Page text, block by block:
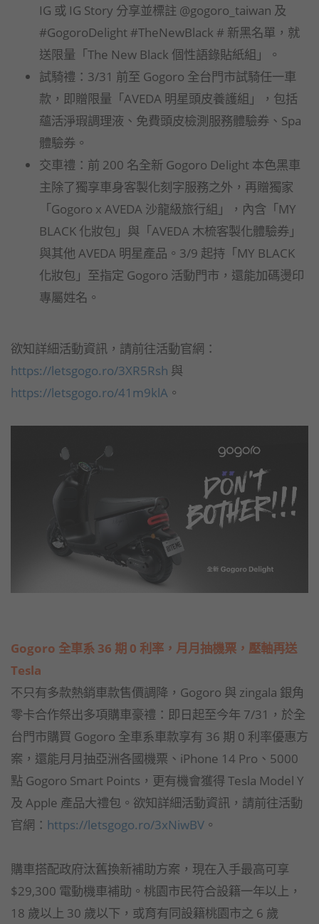
IG 或 IG Story 分享並標註 @gogoro_taiwan 及
#GogoroDelight #TheNewBlack # 新黑名單，就
送限量「The New Black 個性語錄貼紙組」。
試騎禮：3/31 前至 Gogoro 全台門市試騎任一車
款，即贈限量「AVEDA 明星頭皮養護組」，包括
蘊活淨瑕調理液、免費頭皮檢測服務體驗券、Spa
體驗券。
交車禮：前 200 名全新 Gogoro Delight 本色黑車
主除了獨享車身客製化刻字服務之外，再贈獨家
「Gogoro x AVEDA 沙龍級旅行組」，內含「MY
BLACK 化妝包」與「AVEDA 木梳客製化體驗券」
與其他 AVEDA 明星產品。3/9 起持「MY BLACK
化妝包」至指定 Gogoro 活動門市，還能加碼燙印
專屬姓名。
欲知詳細活動資訊，請前往活動官網：
https://letsgogo.ro/3XR5Rsh 與
https://letsgogo.ro/41m9klA 。
Gogoro 全車系 36 期 0 利率，月月抽機票，壓軸再送
Tesla
不只有多款熱銷車款售價調降，Gogoro 與 zingala 銀角
零卡合作祭出多項購車豪禮：即日起至今年 7/31，於全
台門市購買 Gogoro 全車系車款享有 36 期 0 利率優惠方
案，還能月月抽亞洲各國機票、iPhone 14 Pro、5000
點 Gogoro Smart Points，更有機會獲得 Tesla Model Y
及 Apple 產品大禮包。欲知詳細活動資訊，請前往活動
官網： https://letsgogo.ro/3xNiwBV 。
購車搭配政府汰舊換新補助方案，現在入手最高可享
$29,300 電動機車補助。桃園市民符合設籍一年以上，
18 歲以上 30 歲以下，或育有同設籍桃園市之 6 歲